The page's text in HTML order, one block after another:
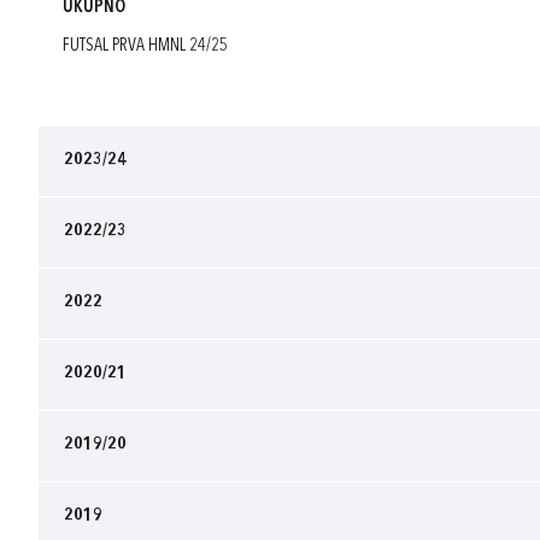
UKUPNO
FUTSAL PRVA HMNL 24/25
2023/24
2022/23
2022
2020/21
2019/20
2019